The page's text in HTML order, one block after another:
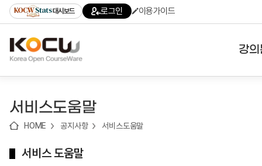
기
기
기
content)
가
대시보드 로그인 이용가이드
강
서비스도움말
HOME 공지사항 서비스도움말
서비스 도움말